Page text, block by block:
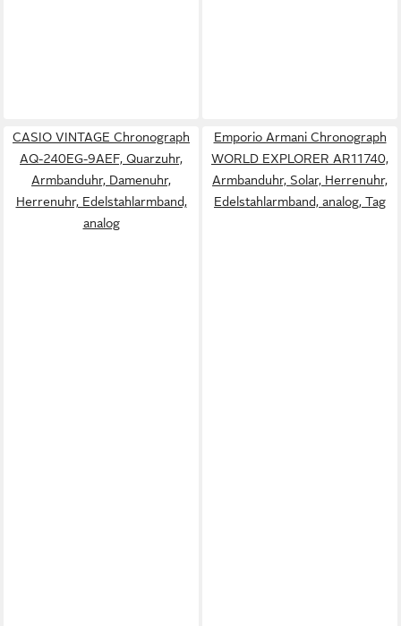
CASIO VINTAGE Chronograph
AQ-240EG-9AEF, Quarzuhr,
Armbanduhr, Damenuhr,
Herrenuhr, Edelstahlarmband,
analog
Emporio Armani Chronograph
WORLD EXPLORER AR11740,
Armbanduhr, Solar, Herrenuhr,
Edelstahlarmband, analog, Tag